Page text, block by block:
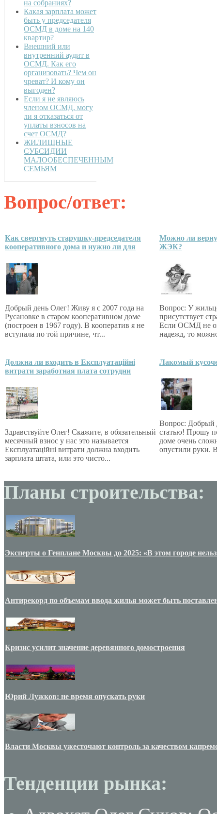
на собраниях?
Какая зарплата может
быть у председателя
ОСМД в доме на 140
квартир?
Внешний или
внутренний аудит в
ОСМД. Как его
организовать? Чем он
чреват? И кому он
выгоден?
Если я не являюсь
членом ОСМД, могу
ли я отказаться от
уплаты взносов на
счет ОСМД?
ЖИЛИЩНЫЕ
СУБСИДИИ
МАЛООБЕСПЕЧЕННЫМ
СЕМЬЯМ
Вопрос/ответ:
Как свергнуть старушку-председателя
кооперативного дома и нужно ли для
Добрый день Олег! Живу я с 2007 года на
Русановке в старом кооперативном доме
(построен в 1967 году). В кооператив я не
вступала по той причине, чт...
Можно ли
ЖЭК?
Вопрос: У
присутствует
Если ОСМД не
надежд, то
Должна ли входить в Експлуатаційні
витрати заработная плата сотрудни
Здравствуйте Олег! Скажите, в обязательный
месячный взнос у нас это называется
Експлуатаційні витрати должна входить
зарплата штата, или это чисто...
Лакомый
Вопрос: Добрый
статью! Прошу
доме очень
опустили руки.
Планы строительства:
Эксперты о Генплане Москвы до 2025: «В этом городе
Антирекорд по объемам ввода жилья может быть
Кризис усилит значение деревянного домостроения
Юрий Лужков: не время опускать руки
Власти Москвы ужесточают контроль за качеством
Тенденции рынка: